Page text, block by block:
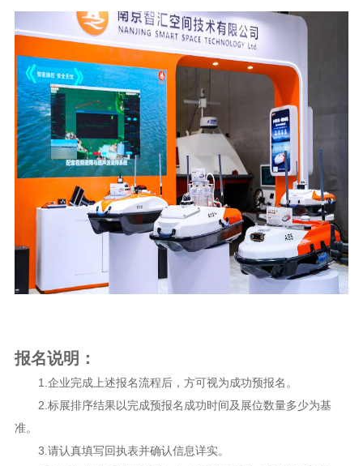
报名说明：
1.企业完成上述报名流程后，方可视为成功预报名。
2.标展排序结果以完成预报名成功时间及展位数量多少为基
准。
3.请认真填写回执表并确认信息详实。